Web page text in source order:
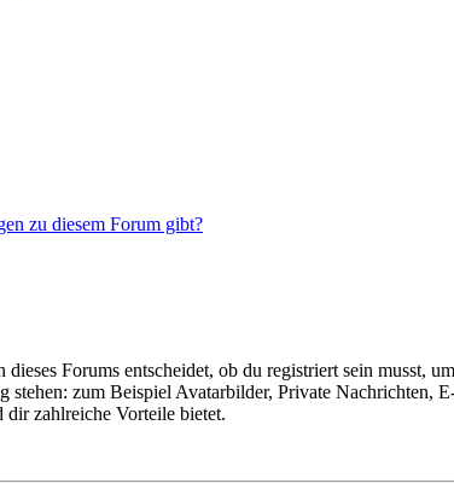
zu diesem Forum gibt?
Forums entscheidet, ob du registriert sein musst,
zum Beispiel Avatarbilder, Private Nachrichten,
zahlreiche Vorteile bietet.